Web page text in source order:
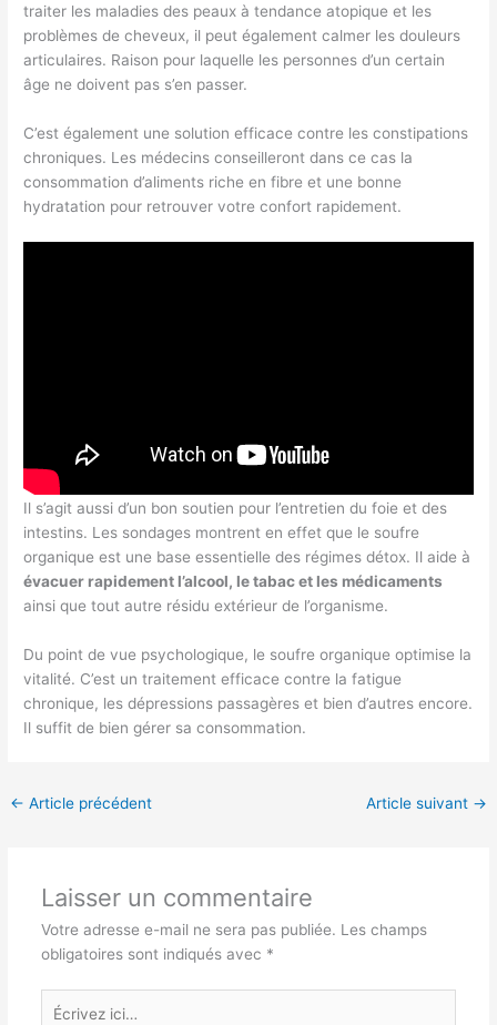
traiter les maladies des peaux à tendance atopique et les
problèmes de cheveux, il peut également calmer les douleurs
articulaires. Raison pour laquelle les personnes d’un certain
âge ne doivent pas s’en passer.
C’est également une solution efficace contre les constipations
chroniques. Les médecins conseilleront dans ce cas la
consommation d’aliments riche en fibre et une bonne
hydratation pour retrouver votre confort rapidement.
Il s’agit aussi d’un bon soutien pour l’entretien du foie et des
intestins. Les sondages montrent en effet que le soufre
organique est une base essentielle des régimes détox. Il aide à
évacuer rapidement l’alcool, le tabac et les médicaments
ainsi que tout autre résidu extérieur de l’organisme.
Du point de vue psychologique, le soufre organique optimise la
vitalité. C’est un traitement efficace contre la fatigue
chronique, les dépressions passagères et bien d’autres encore.
Il suffit de bien gérer sa consommation.
← Article précédent Article suivant →
Laisser un commentaire
Votre adresse e-mail ne sera pas publiée. Les champs
obligatoires sont indiqués avec *
Écrivez